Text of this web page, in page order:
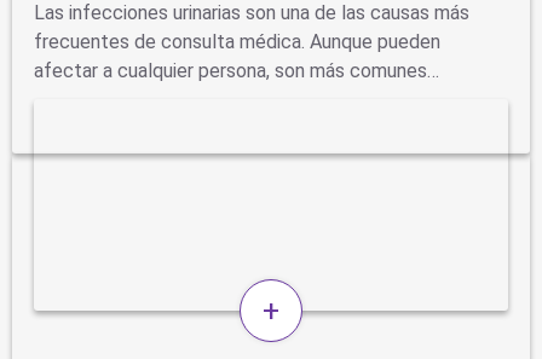
Las infecciones urinarias son una de las causas más
frecuentes de consulta médica. Aunque pueden
afectar a cualquier persona, son más comunes…
+